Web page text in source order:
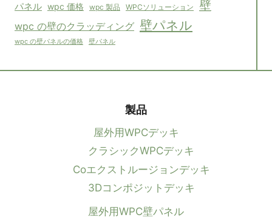
パネル wpc 価格 wpc 製品 WPCソリューション 壁
wpc の壁のクラッディング 壁パネル
wpc の壁パネルの価格 壁パネル
製品
屋外用WPCデッキ
クラシックWPCデッキ
Coエクストルージョンデッキ
3Dコンポジットデッキ
屋外用WPC壁パネル